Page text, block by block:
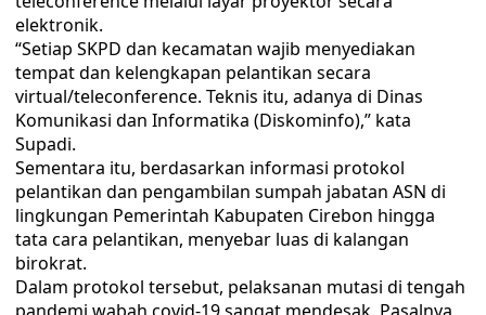
elektronik.
“Setiap SKPD dan kecamatan wajib menyediakan
tempat dan kelengkapan pelantikan secara
virtual/teleconference. Teknis itu, adanya di Dinas
Komunikasi dan Informatika (Diskominfo),” kata
Supadi.
Sementara itu, berdasarkan informasi protokol
pelantikan dan pengambilan sumpah jabatan ASN di
lingkungan Pemerintah Kabupaten Cirebon hingga
tata cara pelantikan, menyebar luas di kalangan
birokrat.
Dalam protokol tersebut, pelaksanan mutasi di tengah